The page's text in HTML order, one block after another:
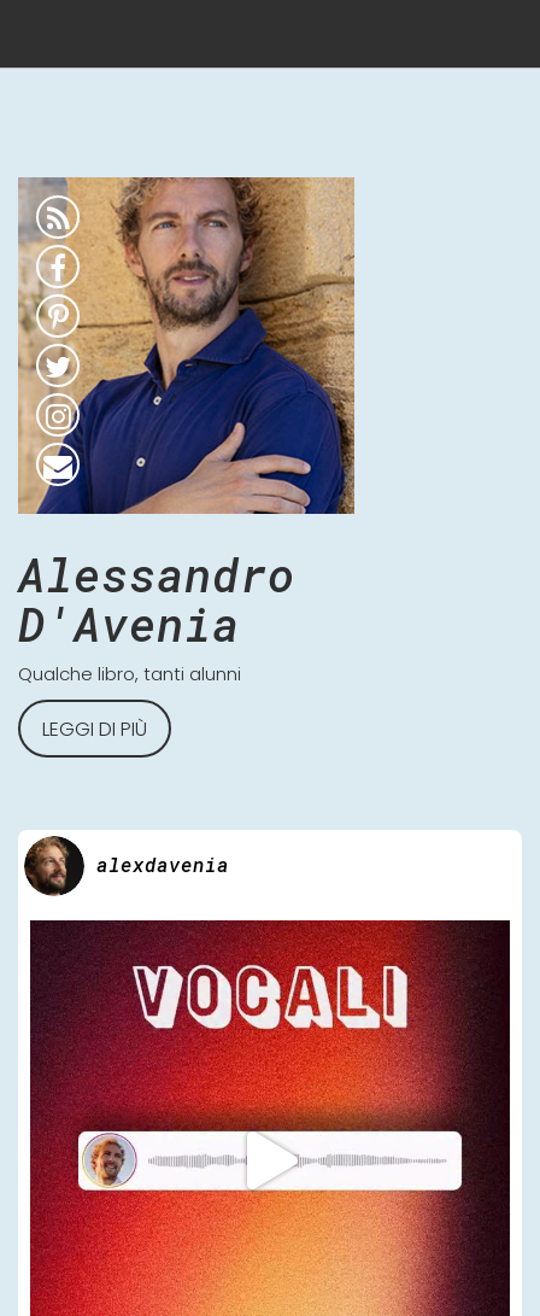
Alessandro
D'Avenia
Qualche libro, tanti alunni
LEGGI DI PIÙ
alexdavenia